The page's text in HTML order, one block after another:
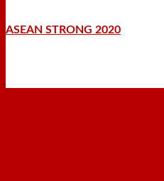
ASEAN STRONG 2020